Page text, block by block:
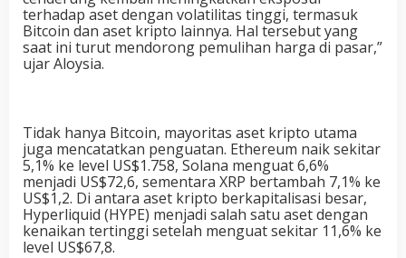
terhadap aset dengan volatilitas tinggi, termasuk
Bitcoin dan aset kripto lainnya. Hal tersebut yang
saat ini turut mendorong pemulihan harga di pasar,”
ujar Aloysia.
Tidak hanya Bitcoin, mayoritas aset kripto utama
juga mencatatkan penguatan. Ethereum naik sekitar
5,1% ke level US$1.758, Solana menguat 6,6%
menjadi US$72,6, sementara XRP bertambah 7,1% ke
US$1,2. Di antara aset kripto berkapitalisasi besar,
Hyperliquid (HYPE) menjadi salah satu aset dengan
kenaikan tertinggi setelah menguat sekitar 11,6% ke
level US$67,8.